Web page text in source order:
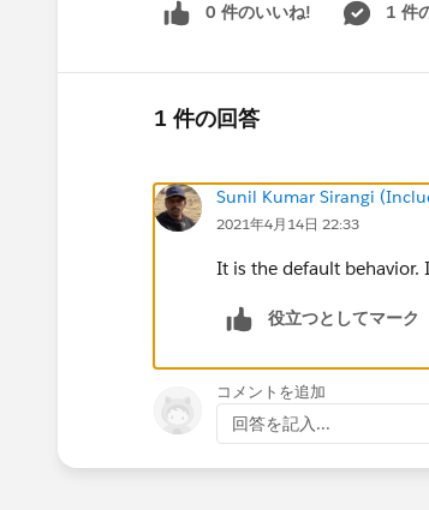
0 件のいいね! 1 件
1 件の回答
Sunil Kumar Sirangi
2021年4月14日 22:33
It is the default
役立つとしてマーク
コメントを追加
回答を記入...